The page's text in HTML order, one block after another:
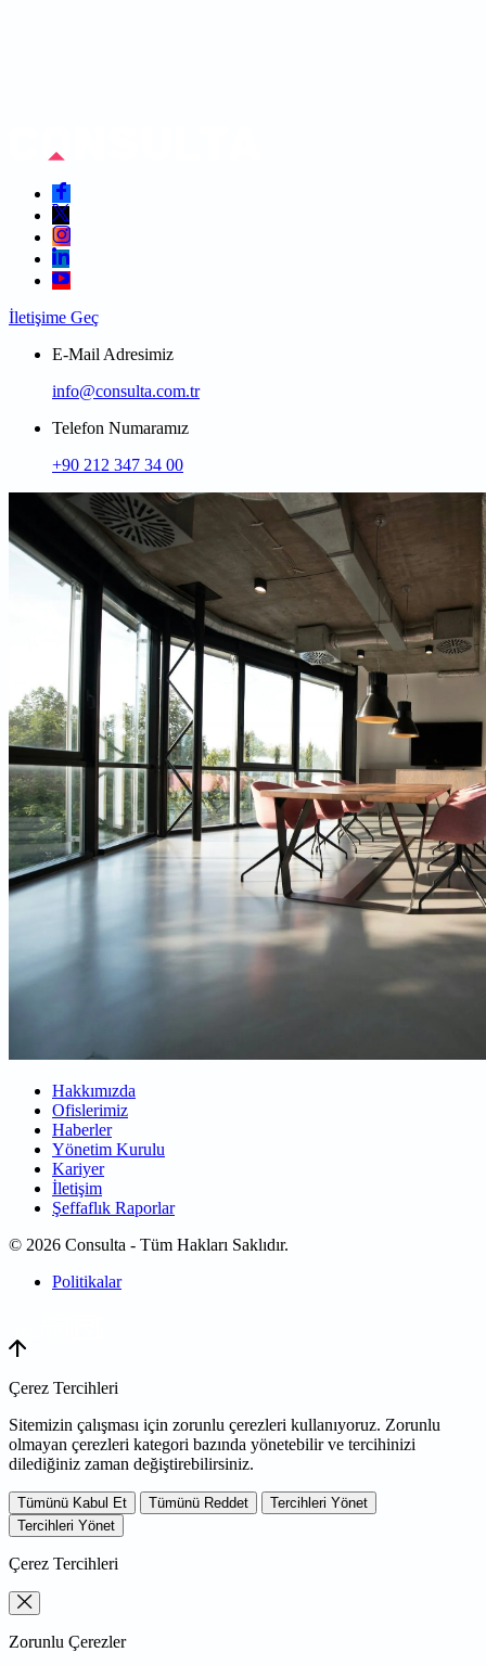
İletişime Geç
E-Mail Adresimiz
info@consulta.com.tr
Telefon Numaramız
+90 212 347 34 00
Hakkımızda
Ofislerimiz
Haberler
Yönetim Kurulu
Kariyer
İletişim
Şeffaflık Raporlar
© 2026 Consulta - Tüm Hakları Saklıdır.
Politikalar
Çerez Tercihleri
Sitemizin çalışması için zorunlu çerezleri kullanıyoruz. Zorunlu
olmayan çerezleri kategori bazında yönetebilir ve tercihinizi
dilediğiniz zaman değiştirebilirsiniz.
Tümünü Kabul Et Tümünü Reddet
Tercihleri Yönet
Tercihleri Yönet
Çerez Tercihleri
Zorunlu Çerezler